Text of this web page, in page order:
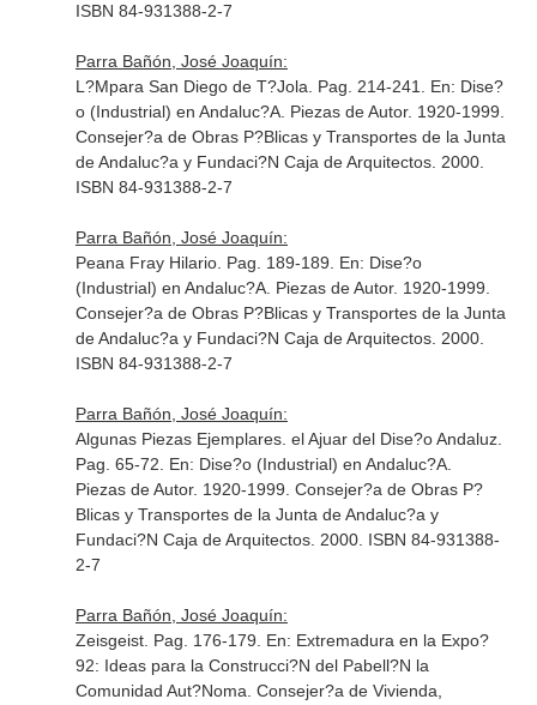
ISBN 84-931388-2-7
Parra Bañón, José Joaquín:
L?Mpara San Diego de T?Jola. Pag. 214-241. En: Dise?
o (Industrial) en Andaluc?A. Piezas de Autor. 1920-1999
Consejer?a de Obras P?Blicas y Transportes de la Junta
de Andaluc?a y Fundaci?N Caja de Arquitectos. 2000.
ISBN 84-931388-2-7
Parra Bañón, José Joaquín:
Peana Fray Hilario. Pag. 189-189. En: Dise?o
(Industrial) en Andaluc?A. Piezas de Autor. 1920-1999
Consejer?a de Obras P?Blicas y Transportes de la Junta
de Andaluc?a y Fundaci?N Caja de Arquitectos. 2000.
ISBN 84-931388-2-7
Parra Bañón, José Joaquín:
Algunas Piezas Ejemplares. el Ajuar del Dise?o Andaluz.
Pag. 65-72. En: Dise?o (Industrial) en Andaluc?A.
Piezas de Autor. 1920-1999 . Consejer?a de Obras P?
Blicas y Transportes de la Junta de Andaluc?a y
Fundaci?N Caja de Arquitectos. 2000. ISBN 84-931388-
2-7
Parra Bañón, José Joaquín:
Zeisgeist. Pag. 176-179. En: Extremadura en la Expo?
92: Ideas para la Construcci?N del Pabell?N la
Comunidad Aut?Noma . Consejer?a de Vivienda,